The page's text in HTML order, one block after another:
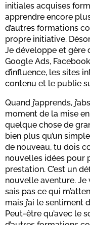
initiales acquises
apprendre encore
d’autres formations
propre initiative.
Je développe et gère
Google Ads,
d’influence, les sites
contenu et le publie
Quand j’apprends,
moment de la mise en
quelque chose de
bien plus qu’un
de nouveau, tu dois
nouvelles idées pour
prestation. C’est un
nouvelle aventure. Je
sais pas ce qui
mais j’ai le sentiment
Peut-être qu’avec le